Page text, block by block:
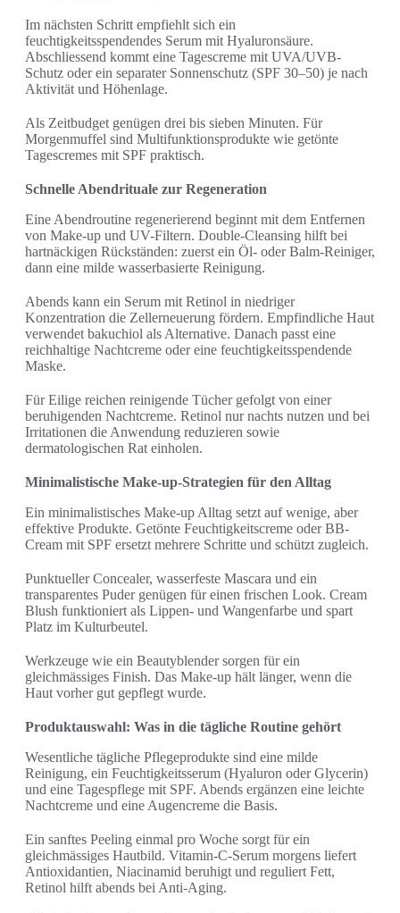
Im nächsten Schritt empfiehlt sich ein
feuchtigkeitsspendendes Serum mit Hyaluronsäure.
Abschliessend kommt eine Tagescreme mit UVA/UVB-
Schutz oder ein separater Sonnenschutz (SPF 30–50) je nach
Aktivität und Höhenlage.
Als Zeitbudget genügen drei bis sieben Minuten. Für
Morgenmuffel sind Multifunktionsprodukte wie getönte
Tagescremes mit SPF praktisch.
Schnelle Abendrituale zur Regeneration
Eine Abendroutine regenerierend beginnt mit dem Entfernen
von Make-up und UV-Filtern. Double-Cleansing hilft bei
hartnäckigen Rückständen: zuerst ein Öl- oder Balm-Reiniger,
dann eine milde wasserbasierte Reinigung.
Abends kann ein Serum mit Retinol in niedriger
Konzentration die Zellerneuerung fördern. Empfindliche Haut
verwendet bakuchiol als Alternative. Danach passt eine
reichhaltige Nachtcreme oder eine feuchtigkeitsspendende
Maske.
Für Eilige reichen reinigende Tücher gefolgt von einer
beruhigenden Nachtcreme. Retinol nur nachts nutzen und bei
Irritationen die Anwendung reduzieren sowie
dermatologischen Rat einholen.
Minimalistische Make-up-Strategien für den Alltag
Ein minimalistisches Make-up Alltag setzt auf wenige, aber
effektive Produkte. Getönte Feuchtigkeitscreme oder BB-
Cream mit SPF ersetzt mehrere Schritte und schützt zugleich.
Punktueller Concealer, wasserfeste Mascara und ein
transparentes Puder genügen für einen frischen Look. Cream
Blush funktioniert als Lippen- und Wangenfarbe und spart
Platz im Kulturbeutel.
Werkzeuge wie ein Beautyblender sorgen für ein
gleichmässiges Finish. Das Make-up hält länger, wenn die
Haut vorher gut gepflegt wurde.
Produktauswahl: Was in die tägliche Routine gehört
Wesentliche tägliche Pflegeprodukte sind eine milde
Reinigung, ein Feuchtigkeitsserum (Hyaluron oder Glycerin)
und eine Tagespflege mit SPF. Abends ergänzen eine leichte
Nachtcreme und eine Augencreme die Basis.
Ein sanftes Peeling einmal pro Woche sorgt für ein
gleichmässiges Hautbild. Vitamin-C-Serum morgens liefert
Antioxidantien, Niacinamid beruhigt und reguliert Fett,
Retinol hilft abends bei Anti-Aging.